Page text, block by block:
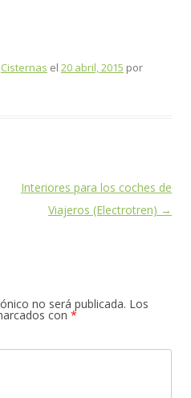
Cisternas el 20 abril, 2015 por
Interiores para los coches de
Viajeros (Electrotren) →
no será publicada. Los
con *